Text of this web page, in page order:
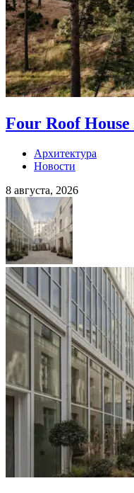
Four Roof
Архитектура
Новости
8 августа, 2026